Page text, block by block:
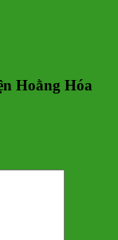
Hoằng Hóa